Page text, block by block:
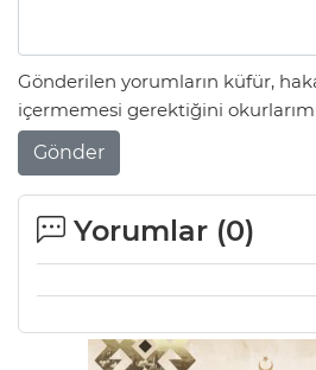
Gönderilen yorumların küfür,
içermemesi gerektiğini
Gönder
Yorumlar (0)